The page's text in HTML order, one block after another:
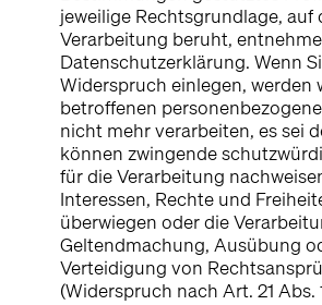
jeweilige Rechtsgrundlage, auf
Verarbeitung beruht,
Datenschutzerklärung. Wenn
Widerspruch einlegen, werden
betroffenen
nicht mehr verarbeiten, es sei
können zwingende
für die Verarbeitung
Interessen, Rechte und
überwiegen oder die
Geltendmachung, Ausübung
Verteidigung von
(Widerspruch nach Art. 21 Abs.